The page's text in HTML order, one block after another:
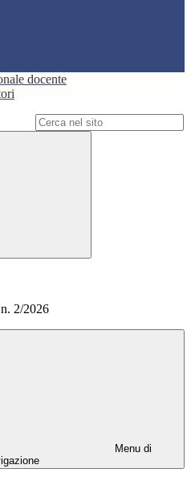
docente
2/2026
Menu di